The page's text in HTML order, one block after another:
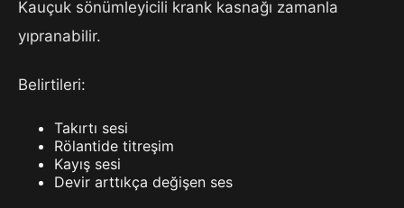
Kauçuk sönümleyicili krank kasnağı zamanla
yıpranabilir.
Belirtileri:
Takırtı sesi
Rölantide titreşim
Kayış sesi
Devir arttıkça değişen ses